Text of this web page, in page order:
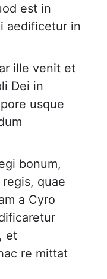
est in
aedificetur in
ille venit et
Dei in
usque
bonum,
quae
a Cyro
et
re mittat